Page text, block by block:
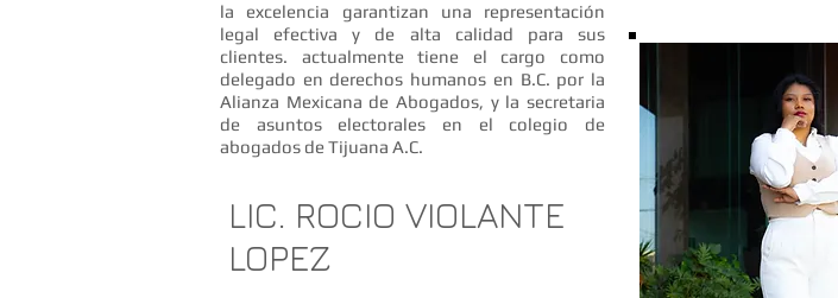
la excelencia garantizan una representación
legal efectiva y de alta calidad para sus
clientes. actualmente tiene el cargo como
delegado en derechos humanos en B.C. por la
Alianza Mexicana de Abogados, y la secretaria
de asuntos electorales en el colegio de
abogados de Tijuana A.C.
​​LIC. ROCIO VIOLANTE
LOPEZ